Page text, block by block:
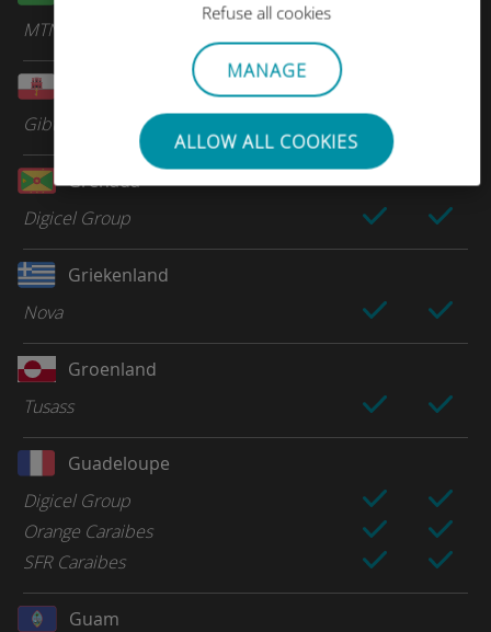
Refuse all cookies
MANAGE
ALLOW ALL COOKIES
MTN
Gibtelecom
Grenada
Digicel Group
Griekenland
Nova
Groenland
Tusass
Guadeloupe
Digicel Group
Orange Caraibes
SFR Caraibes
Guam